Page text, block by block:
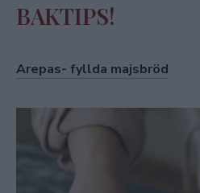
BAKTIPS!
Arepas- fyllda majsbröd